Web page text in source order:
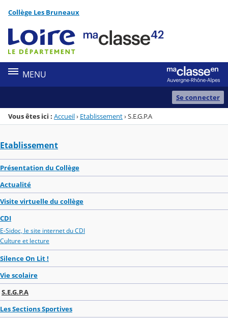
Menu de la rubrique
Contenu
Collège Les Bruneaux
MENU
Se connecter
Vous êtes ici : Accueil› Etablissement›S.E.G.P.A
Etablissement
Présentation du Collège
Actualité
Visite virtuelle du collège
CDI
E-Sidoc, le site internet du CDI
Culture et lecture
Silence On Lit !
Vie scolaire
S.E.G.P.A
Les Sections Sportives